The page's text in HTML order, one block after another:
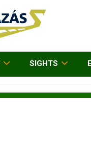
SIGHTS